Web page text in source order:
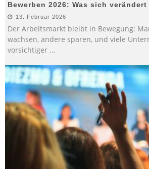
Bewerben 2026: Was sich verändert
13. Februar 2026
Der Arbeitsmarkt bleibt in Bewegung:
wachsen, andere sparen, und viele
vorsichtiger ...